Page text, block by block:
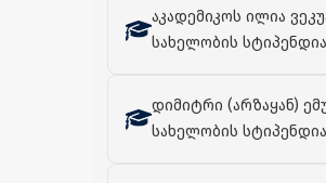
აკადემიკოს ილია
სახელობის სტიპენდია
დიმიტრი (არზაყან)
სახელობის სტიპენდია